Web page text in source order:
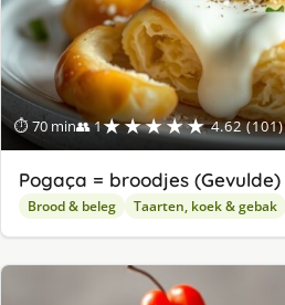
⏱ 70 min👥 1★★★★★ 4.62 (101)
Pogaça = broodjes (Gevulde)
Brood & beleg Taarten, koek & gebak